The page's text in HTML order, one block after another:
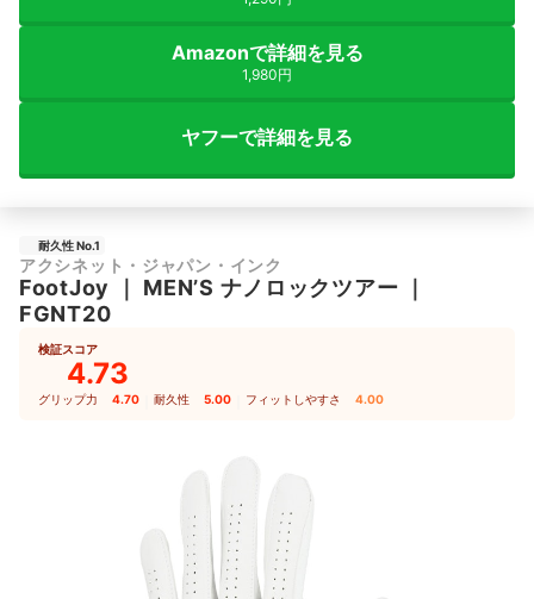
Amazonで詳細を見る
1,980円
ヤフーで詳細を見る
耐久性 No.1
アクシネット・ジャパン・インク
FootJoy MEN’S ナノロックツアー
FGNT20
検証スコア
4.73
グリップ力 4.70 耐久性 5.00 フィットしやすさ 4.00